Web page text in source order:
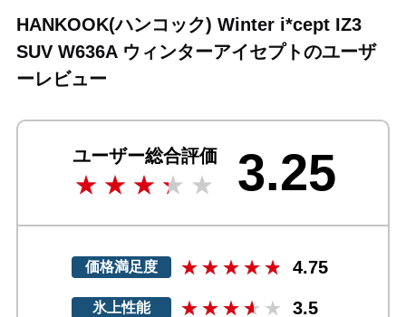
HANKOOK(ハンコック) Winter i*cept IZ3
SUV W636A ウィンターアイセプトのユーザ
ーレビュー
ユーザー総合評価 3.25
価格満足度 4.75
氷上性能 3.5